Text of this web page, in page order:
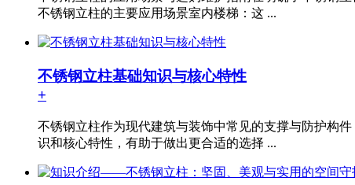
不锈钢立柱的主要应用场景室内楼梯：这 ...
不锈钢立柱基础知识与核心特性
+
不锈钢立柱作为现代建筑与装饰中常见的支撑与防护构
识和核心特性，有助于做出更合适的选择 ...